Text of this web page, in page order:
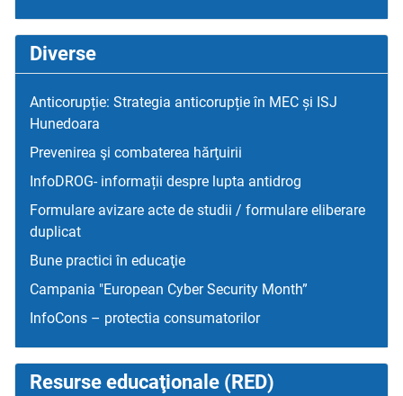
Diverse
Anticorupție: Strategia anticorupție în MEC și ISJ
Hunedoara
Prevenirea şi combaterea hărţuirii
InfoDROG- informații despre lupta antidrog
Formulare avizare acte de studii / formulare eliberare
duplicat
Bune practici în educaţie
Campania "European Cyber Security Month”
InfoCons – protectia consumatorilor
Resurse educaţionale (RED)